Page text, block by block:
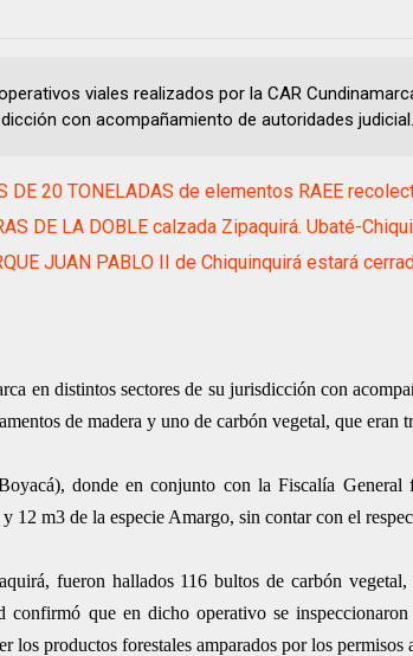
viales realizados por la CAR
con acompañamiento de autoridades
DE 20 TONELADAS de elementos RAEE
DE LA DOBLE calzada Zipaquirá. Ubaté-
JUAN PABLO II de Chiquinquirá estará
en distintos sectores de su jurisdicción con
de madera y uno de carbón vegetal, que eran
donde en conjunto con la Fiscalía General
12 m3 de la especie Amargo, sin contar con el
fueron hallados 116 bultos de carbón vegetal,
que en dicho operativo se
productos forestales amparados por los permisos